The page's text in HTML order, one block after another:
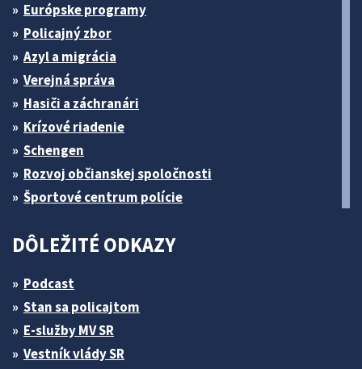
Európske programy
Policajný zbor
Azyl a migrácia
Verejná správa
Hasiči a záchranári
Krízové riadenie
Schengen
Rozvoj občianskej spoločnosti
Športové centrum polície
DÔLEŽITÉ ODKAZY
Podcast
Stan sa policajtom
E-služby MV SR
Vestník vlády SR